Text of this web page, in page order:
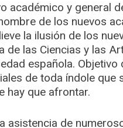
académico y general
de los nuevos
la ilusión de los
de las Ciencias y las
española.
de toda índole
hay que afrontar.
asistencia de